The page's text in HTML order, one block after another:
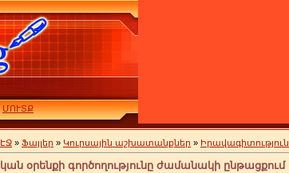
ՄՈՒՏՔ
» Ֆայլեր » Կուրսային աշխատանքներ » Իրավագիտություն
օրենքի գործողությունը ժամանակի ընթացքում